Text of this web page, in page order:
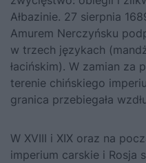
Ałbazinie. 27 sierpnia
Amurem Nerczyńsku
w trzech językach
łacińskim). W zamian za
terenie chińskiego
granica przebiegała
W XVIII i XIX oraz na
imperium carskie i Rosja